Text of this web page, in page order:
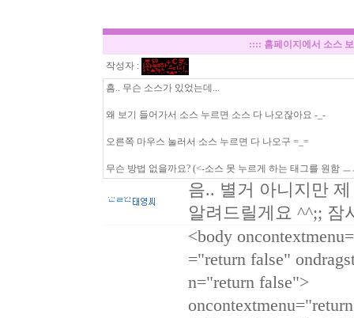
:::: 홈페이지에서 소스
작성자 :
흠.. 무슨 소스가 있었는데...
왜 보기 들어가서 소스 누르면 소스 다 나오잖아요 -_-
오른쪽 마우스 눌러서 소스 누르면 다 나오구 =_=
무슨 방법 없을까요? (<-소스 못 누르게 하는 태그를 원함 ㅡ
음.. 별거 아니지만
알려드릴게요 ^^;; 잠
<body
="return false"
n="return false">